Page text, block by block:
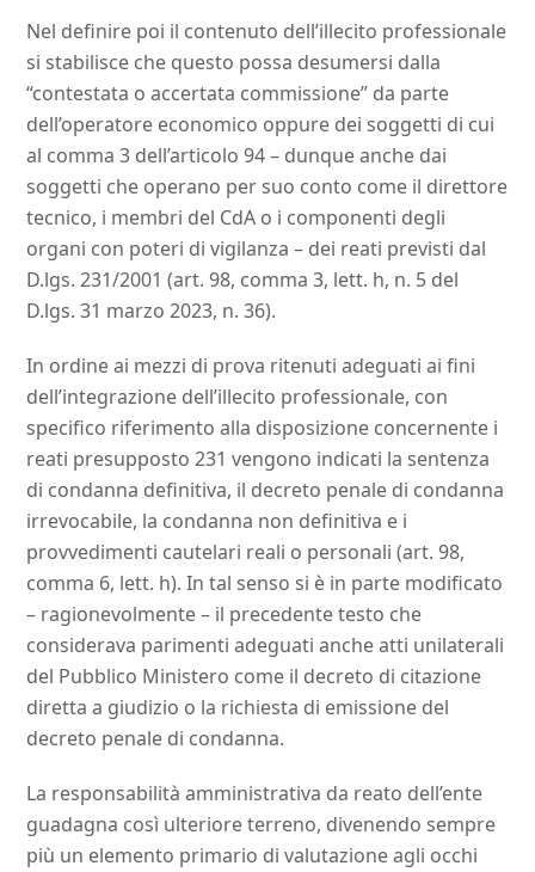
Nel definire poi il contenuto dell’illecito professionale
si stabilisce che questo possa desumersi dalla
“contestata o accertata commissione” da parte
dell’operatore economico oppure dei soggetti di cui
al comma 3 dell’articolo 94 – dunque anche dai
soggetti che operano per suo conto come il direttore
tecnico, i membri del CdA o i componenti degli
organi con poteri di vigilanza – dei reati previsti dal
D.lgs. 231/2001 (art. 98, comma 3, lett. h, n. 5 del
D.lgs. 31 marzo 2023, n. 36).
In ordine ai mezzi di prova ritenuti adeguati ai fini
dell’integrazione dell’illecito professionale, con
specifico riferimento alla disposizione concernente i
reati presupposto 231 vengono indicati la sentenza
di condanna definitiva, il decreto penale di condanna
irrevocabile, la condanna non definitiva e i
provvedimenti cautelari reali o personali (art. 98,
comma 6, lett. h). In tal senso si è in parte modificato
– ragionevolmente – il precedente testo che
considerava parimenti adeguati anche atti unilaterali
del Pubblico Ministero come il decreto di citazione
diretta a giudizio o la richiesta di emissione del
decreto penale di condanna.
La responsabilità amministrativa da reato dell’ente
guadagna così ulteriore terreno, divenendo sempre
più un elemento primario di valutazione agli occhi